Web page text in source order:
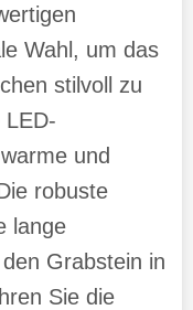
Wahl, um das
stilvoll zu
LED-
und
robuste
lange
Grabstein in
Sie die